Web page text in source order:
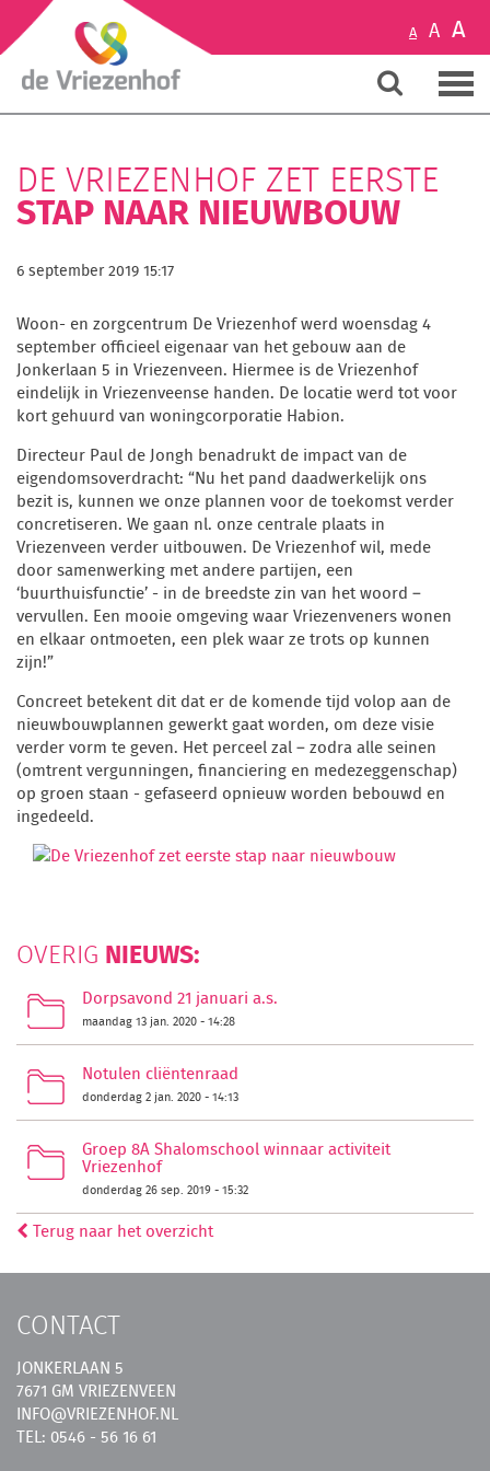
A A A
DE VRIEZENHOF ZET EERSTE
STAP NAAR NIEUWBOUW
6 september 2019 15:17
Woon- en zorgcentrum De Vriezenhof werd woensdag 4
september officieel eigenaar van het gebouw aan de
Jonkerlaan 5 in Vriezenveen. Hiermee is de Vriezenhof
eindelijk in Vriezenveense handen. De locatie werd tot voor
kort gehuurd van woningcorporatie Habion.
Directeur Paul de Jongh benadrukt de impact van de
eigendomsoverdracht: “Nu het pand daadwerkelijk ons
bezit is, kunnen we onze plannen voor de toekomst verder
concretiseren. We gaan nl. onze centrale plaats in
Vriezenveen verder uitbouwen. De Vriezenhof wil, mede
door samenwerking met andere partijen, een
‘buurthuisfunctie’ - in de breedste zin van het woord –
vervullen. Een mooie omgeving waar Vriezenveners wonen
en elkaar ontmoeten, een plek waar ze trots op kunnen
zijn!”
Concreet betekent dit dat er de komende tijd volop aan de
nieuwbouwplannen gewerkt gaat worden, om deze visie
verder vorm te geven. Het perceel zal – zodra alle seinen
(omtrent vergunningen, financiering en medezeggenschap)
op groen staan - gefaseerd opnieuw worden bebouwd en
ingedeeld.
OVERIG NIEUWS:
Dorpsavond 21 januari a.s.
maandag 13 jan. 2020 - 14:28
Notulen cliëntenraad
donderdag 2 jan. 2020 - 14:13
Groep 8A Shalomschool winnaar activiteit
Vriezenhof
donderdag 26 sep. 2019 - 15:32
Terug naar het overzicht
CONTACT
JONKERLAAN 5
7671 GM VRIEZENVEEN
INFO@VRIEZENHOF.NL
TEL: 0546 - 56 16 61